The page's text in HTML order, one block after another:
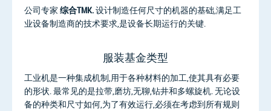
公司专家 综合TMK.设计制造任何尺寸的机器的基础,满足工
业设备制造商的技术要求,是设备长期运行的关键.
服装基金类型
工业机是一种集成机制,用于各种材料的加工,使其具有必要
的形状. 最常见的是拉带,磨坊,无聊,钻井和多螺旋机. 无论设
备的种类和尺寸如何,为了有效运行,必须在考虑到所有规则